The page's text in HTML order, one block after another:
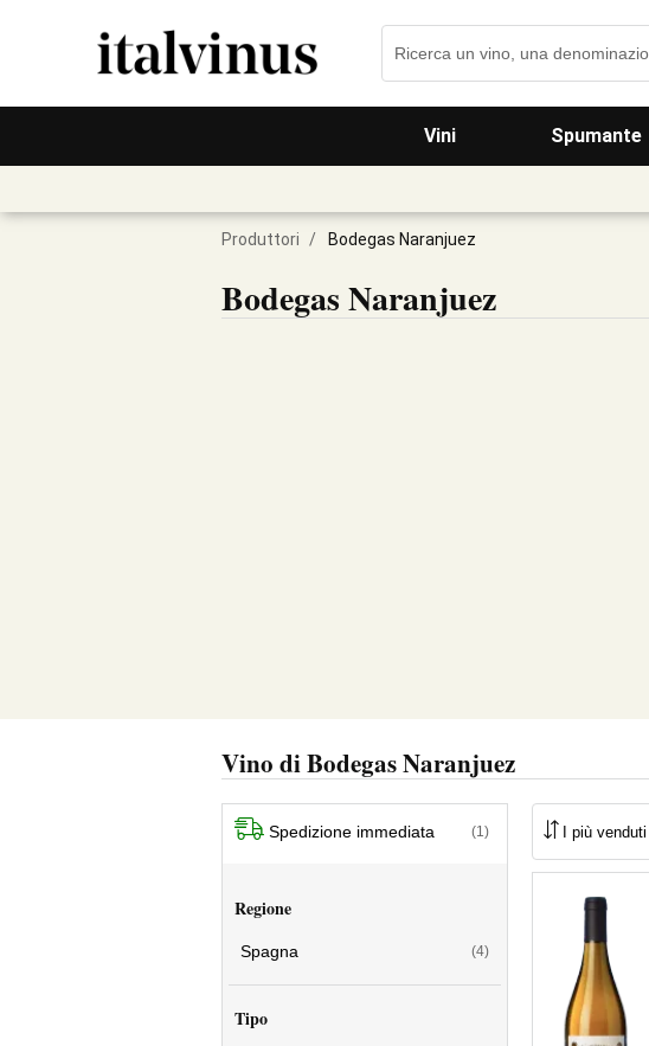
Vini Spumante
Produttori / Bodegas Naranjuez
Bodegas Naranjuez
Vino di Bodegas Naranjuez
Spedizione immediata (1)
Regione
Spagna (4)
Tipo